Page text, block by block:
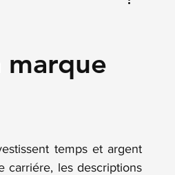
innovant
temps et argent
carriére, les descriptions